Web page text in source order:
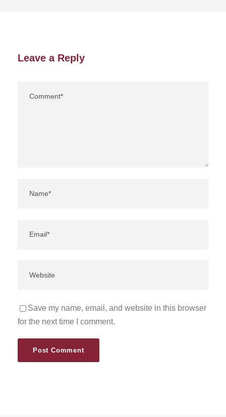
Leave a Reply
Save my name, email, and website in this browser
for the next time I comment.